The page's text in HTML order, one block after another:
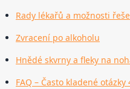
Rady lékařů a možnosti
Zvracení po alkoholu
Hnědé skvrny a fleky na
FAQ – Často kladené otázky